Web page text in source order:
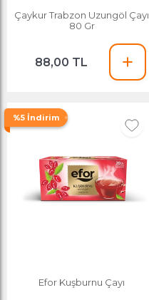
Çaykur Trabzon Uzungöl Çayı
80 Gr
88,00 TL
%5 İndirim
Efor Kuşburnu Çayı